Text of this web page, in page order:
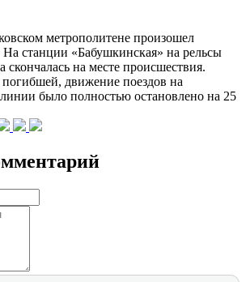
метрополитене произошел
На станции «Бабушкинская» на рельсы
на месте происшествия.
погибшей, движение поездов на
было полностью остановлено на 25